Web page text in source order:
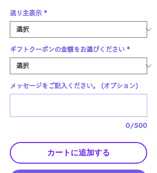
価
格
送り主表示 *
ギフトクーポンの金額をお選びください *
メッセージをご記入ください。 (オプション)
0/500
カートに追加する